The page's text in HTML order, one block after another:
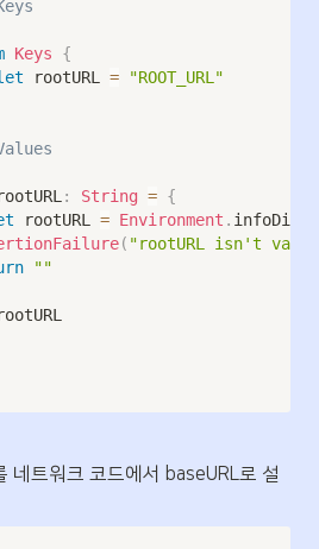
Keys
{
rootURL =
"ROOT_URL"
: String = {
rootURL = Environment .
( "rootURL isn't
""
네트워크 코드에서 baseURL로 설